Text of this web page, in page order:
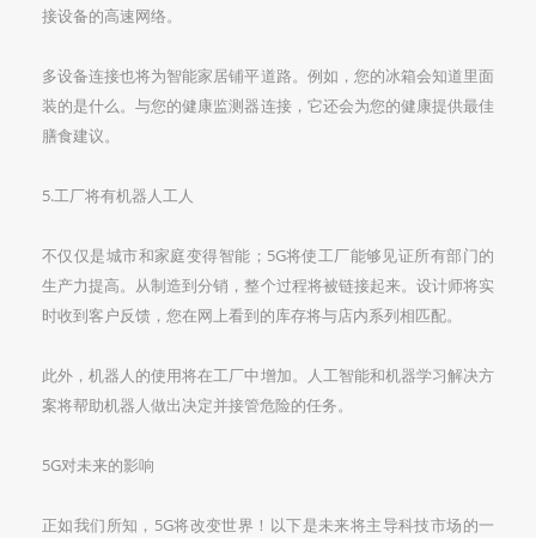
接设备的高速网络。
多设备连接也将为智能家居铺平道路。例如，您的冰箱会知道里面
装的是什么。与您的健康监测器连接，它还会为您的健康提供最佳
膳食建议。
5.工厂将有机器人工人
不仅仅是城市和家庭变得智能；5G将使工厂能够见证所有部门的
生产力提高。从制造到分销，整个过程将被链接起来。设计师将实
时收到客户反馈，您在网上看到的库存将与店内系列相匹配。
此外，机器人的使用将在工厂中增加。人工智能和机器学习解决方
案将帮助机器人做出决定并接管危险的任务。
5G对未来的影响
正如我们所知，5G将改变世界！以下是未来将主导科技市场的一